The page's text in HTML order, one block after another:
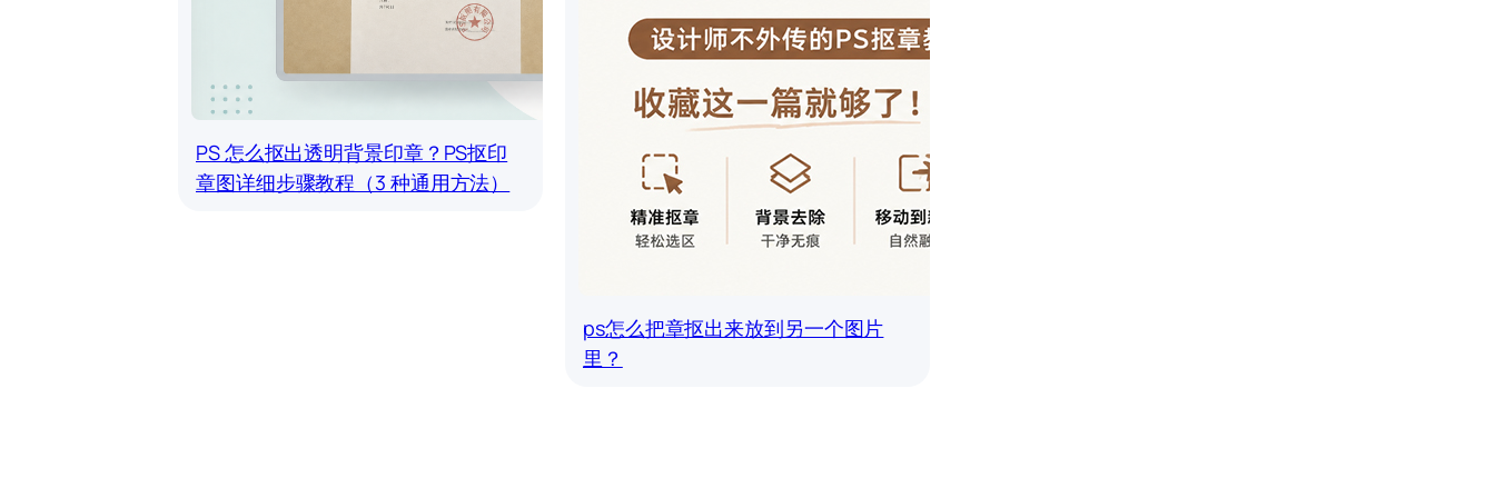
PS 怎么抠出透明背景印章？PS抠印
章图详细步骤教程（3 种通用方法）
ps怎么把章抠出来放到另一个图片
里？